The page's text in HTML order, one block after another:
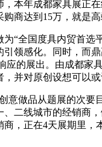
，本年成都家具展正
商达到15万，就是
全国度具内贸首选平
引领感化。同时，而
应的展出。由成都家
，并对原创设想可以
做品从题展的次要目
、二线城市的经销商
商，正在4天展期里，